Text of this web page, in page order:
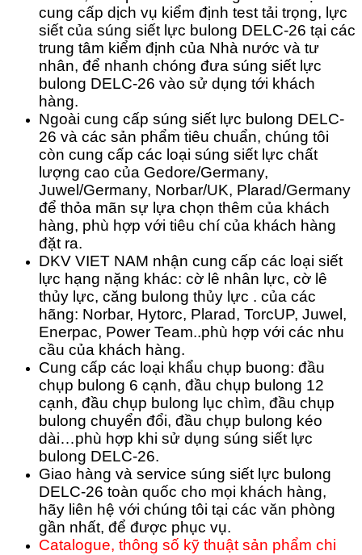
cung cấp dịch vụ kiểm định test tải trọng, lực
siết của súng siết lực bulong DELC-26 tại các
trung tâm kiểm định của Nhà nước và tư
nhân, để nhanh chóng đưa súng siết lực
bulong DELC-26 vào sử dụng tới khách
hàng.
Ngoài cung cấp súng siết lực bulong DELC-
26 và các sản phẩm tiêu chuẩn, chúng tôi
còn cung cấp các loại súng siết lực chất
lượng cao của Gedore/Germany,
Juwel/Germany, Norbar/UK, Plarad/Germany
để thỏa mãn sự lựa chọn thêm của khách
hàng, phù hợp với tiêu chí của khách hàng
đặt ra.
DKV VIET NAM nhận cung cấp các loại siết
lực hạng nặng khác: cờ lê nhân lực, cờ lê
thủy lực, căng bulong thủy lực . của các
hãng: Norbar, Hytorc, Plarad, TorcUP, Juwel,
Enerpac, Power Team..phù hợp với các nhu
cầu của khách hàng.
Cung cấp các loại khẩu chụp buong: đầu
chụp bulong 6 cạnh, đầu chụp bulong 12
cạnh, đầu chụp bulong lục chìm, đầu chụp
bulong chuyển đổi, đầu chụp bulong kéo
dài…phù hợp khi sử dụng súng siết lực
bulong DELC-26.
Giao hàng và service súng siết lực bulong
DELC-26 toàn quốc cho mọi khách hàng,
hãy liên hệ với chúng tôi tại các văn phòng
gần nhất, để được phục vụ.
Catalogue, thông số kỹ thuật sản phẩm chi